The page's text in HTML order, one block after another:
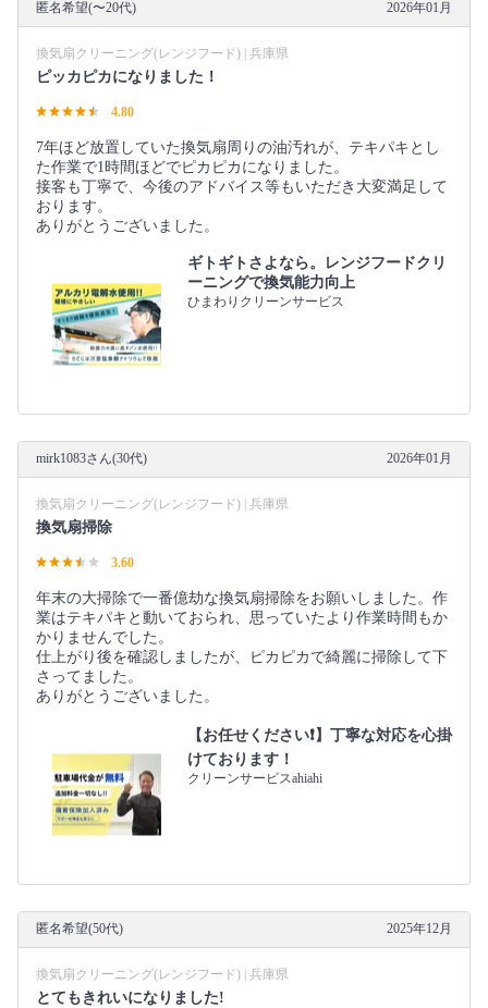
匿名希望(〜20代) 2026年01月
換気扇クリーニング(レンジフード) | 兵庫県
ピッカピカになりました！
4.80
7年ほど放置していた換気扇周りの油汚れが、テキパキとし
た作業で1時間ほどでピカピカになりました。
接客も丁寧で、今後のアドバイス等もいただき大変満足して
おります。
ありがとうございました。
ギトギトさよなら。レンジフードクリ
ーニングで換気能力向上
ひまわりクリーンサービス
mirk1083さん(30代) 2026年01月
換気扇クリーニング(レンジフード) | 兵庫県
換気扇掃除
3.60
年末の大掃除で一番億劫な換気扇掃除をお願いしました。作
業はテキパキと動いておられ、思っていたより作業時間もか
かりませんでした。
仕上がり後を確認しましたが、ピカピカで綺麗に掃除して下
さってました。
ありがとうございました。
【お任せください❗️】丁寧な対応を心掛
けております！
クリーンサービスahiahi
匿名希望(50代) 2025年12月
換気扇クリーニング(レンジフード) | 兵庫県
とてもきれいになりました!